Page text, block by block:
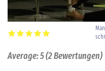
Average:5(2Bewertungen)